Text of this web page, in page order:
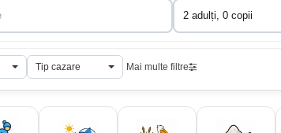
2 adulți, 0 copii
Tip cazare Mai multe filtre